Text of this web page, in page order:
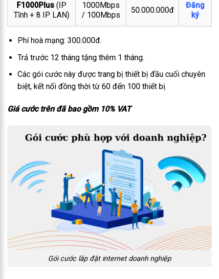
F1000Plus (IP
Tĩnh + 8 IP LAN)
1000Mbps
/ 100Mbps
50.000.000đ
Đăng
ký
Phí hoà mạng: 300.000đ.
Trả trước 12 tháng tặng thêm 1 tháng.
Các gói cước này được trang bị thiết bị đầu cuối chuyên
biệt, kết nối đồng thời từ 60 đến 100 thiết bị.
Giá cước trên đã bao gồm 10% VAT
Gói cước lắp đặt internet doanh nghiệp